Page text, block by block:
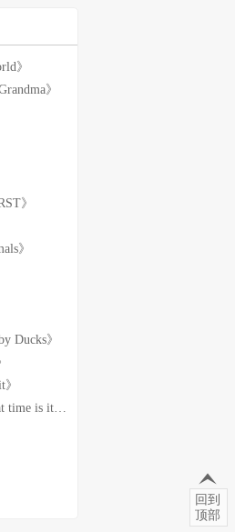
》
》
》
》
Ducks》
is it-》
回到
顶部